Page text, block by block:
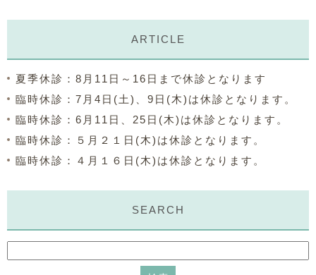
ARTICLE
夏季休診：8月11日～16日まで休診となります
臨時休診：7月4日(土)、9日(木)は休診となります。
臨時休診：6月11日、25日(木)は休診となります。
臨時休診：５月２１日(木)は休診となります。
臨時休診：４月１６日(木)は休診となります。
SEARCH